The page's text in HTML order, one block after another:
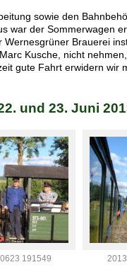
sowie den
war der Sommerwagen
Brauerei
Kusche, nicht
gute Fahrt erwidern wir
und 23. Juni
191549